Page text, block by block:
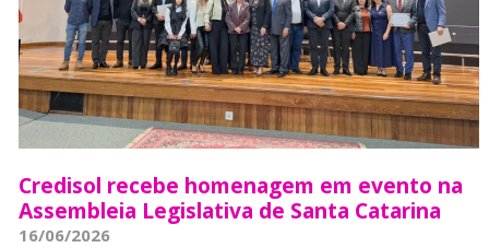
Credisol recebe homenagem em evento na
Assembleia Legislativa de Santa Catarina
16/06/2026